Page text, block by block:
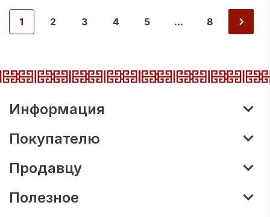
1 2 3 4 5 ... 8
Информация
Покупателю
Продавцу
Полезное